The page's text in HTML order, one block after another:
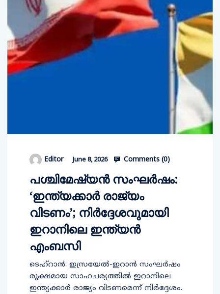
Editor June 8, 2026 Comments (0)
പശ്ചിമേഷ്യന്‍ സംഘര്‍ഷം:
‘ഇന്ത്യക്കാര്‍ രാജ്യം
വിടണം’; നിര്‍ദ്ദേശവുമായി
ഇറാനിലെ ഇന്ത്യന്‍
എംബസി
ടെഹ്റാന്‍: ഇസ്രയേല്‍-ഇറാന്‍ സംഘര്‍ഷം
രൂക്ഷമായ സാഹചര്യത്തില്‍ ഇറാനിലെ
ഇന്ത്യക്കാര്‍ രാജ്യം വിടണമെന്ന് നിര്‍ദ്ദേശം.